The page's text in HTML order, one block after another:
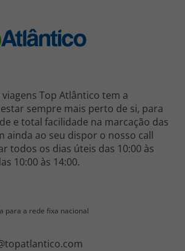
Top Atlântico tem a
sempre mais perto de si, para
e total facilidade na marcação das
ainda ao seu dispor o nosso call
todos os dias úteis das 10:00 às
10:00 às 14:00.
para a rede fixa nacional